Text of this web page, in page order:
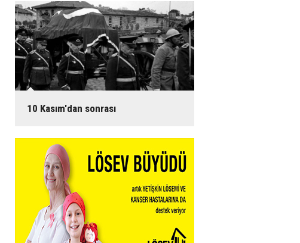
10 Kasım'dan sonrası